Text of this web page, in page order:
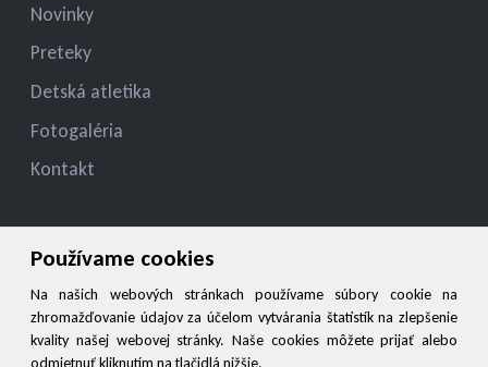
Používame cookies
Na našich webových stránkach používame súbory cookie na
zhromažďovanie údajov za účelom vytvárania štatistík na zlepšenie
kvality našej webovej stránky. Naše cookies môžete prijať alebo
odmietnuť kliknutím na tlačidlá nižšie.
Novinky
Preteky
Detská atletika
Fotogaléria
Kontakt
Kontakt
konatelmsk.ziar@gmail.com , jan.ziak@ziar.sk
+421 908 949527, 045/6787126